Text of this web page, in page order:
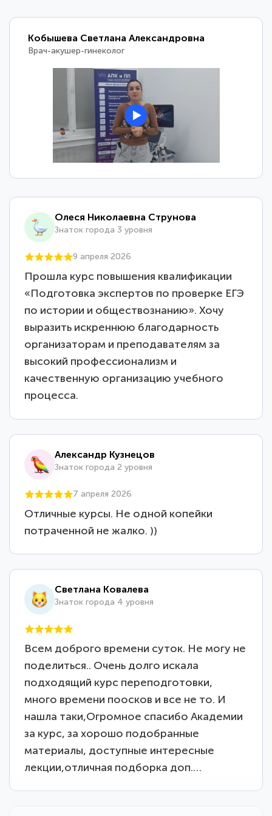
Кобышева Светлана Александровна
Врач-акушер-гинеколог
Олеся Николаевна Струнова
Знаток города 3 уровня
9 апреля 2026
Прошла курс повышения квалификации
«Подготовка экспертов по проверке ЕГЭ
по истории и обществознанию». Хочу
выразить искреннюю благодарность
организаторам и преподавателям за
высокий профессионализм и
качественную организацию учебного
процесса.
Александр Кузнецов
Знаток города 2 уровня
7 апреля 2026
Отличные курсы. Не одной копейки
потраченной не жалко. ))
Светлана Ковалева
Знаток города 4 уровня
Всем доброго времени суток. Не могу не
поделиться.. Очень долго искала
подходящий курс переподготовки,
много времени поосков и все не то. И
нашла таки,Огромное спасибо Академии
за курс, за хорошо подобранные
материалы, доступные интересные
лекции,отличная подборка доп.…